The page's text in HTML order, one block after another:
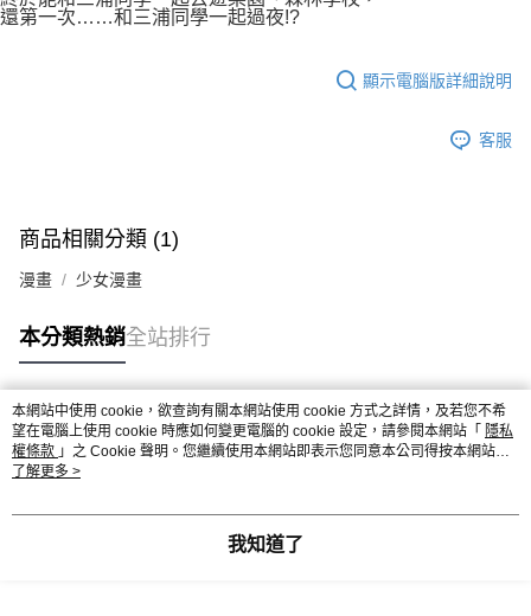
還第一次……和三浦同學一起過夜!?
顯示電腦版詳細說明
客服
商品相關分類 (1)
漫畫 少女漫畫
本分類熱銷全站排行
熱門標籤
本網站中使用 cookie，欲查詢有關本網站使用 cookie 方式之詳情，及若您不希
望在電腦上使用 cookie 時應如何變更電腦的 cookie 設定，請參閱本網站「 隱私
權條款 」之 Cookie 聲明。您繼續使用本網站即表示您同意本公司得按本網站使
用條款之 Cookie 聲明使用 cookie。
了解更多 >
我知道了